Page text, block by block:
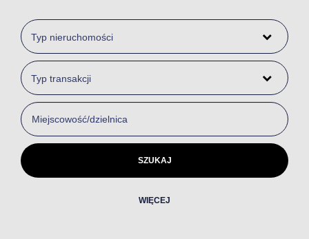
Typ nieruchomości
Typ transakcji
WIĘCEJ